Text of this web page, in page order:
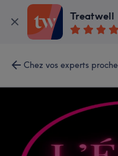
Treatwell
Chez vos experts